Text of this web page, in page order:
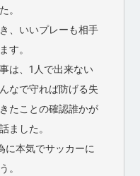
。
、いいプレーも相手
す。
は、1人で出来ない
なで守れば防げる失
たことの確認誰かが
ました。
に本気でサッカーに
。